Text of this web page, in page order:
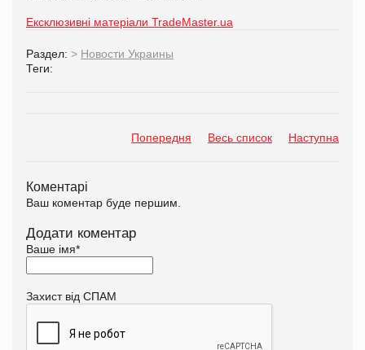
Ексклюзивні матеріали TradeMaster.ua
Раздел: > Новости Украины
Теги:
Попередня Весь список Наступна
Коментарі
Ваш коментар буде першим.
Додати коментар
Ваше імя*
Захист від СПАМ